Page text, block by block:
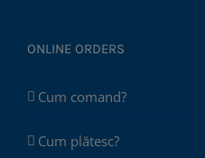
ONLINE ORDERS
Cum comand?
Cum plătesc?